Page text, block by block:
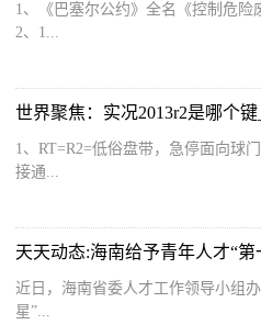
1、《巴塞尔公约》全名《控制危险
2、1...
世界聚焦：实况2013r2是哪个
1、RT=R2=低俗盘带，急停面向球
接通...
天天动态:海南给予青年人才“
近日，海南省委人才工作领导小组
星”...